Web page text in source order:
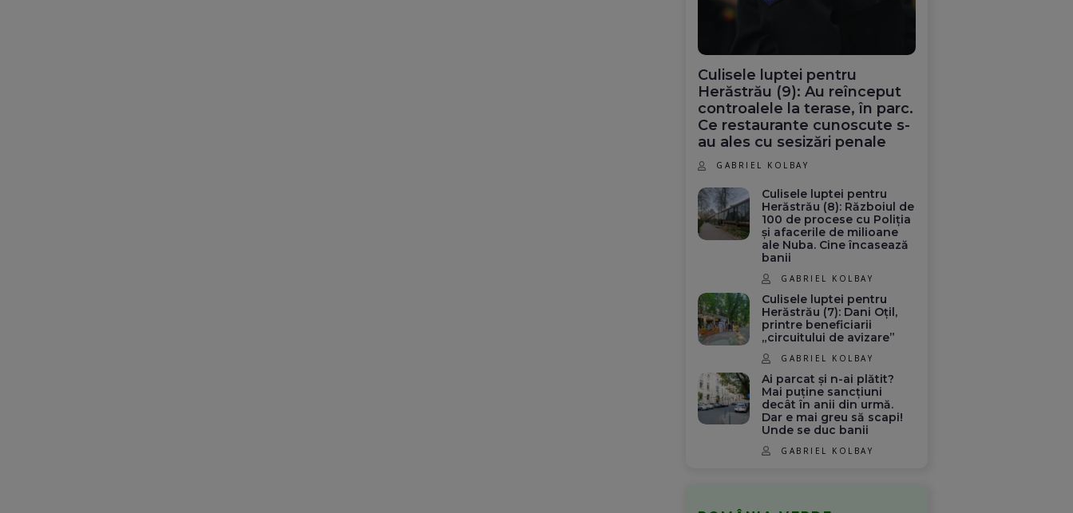
Culisele luptei pentru
Herăstrău (9): Au reînceput
controalele la terase, în parc.
Ce restaurante cunoscute s-
au ales cu sesizări penale
GABRIEL KOLBAY
Culisele luptei pentru
Herăstrău (8): Războiul de
100 de procese cu Poliția
și afacerile de milioane
ale Nuba. Cine încasează
banii
GABRIEL KOLBAY
Culisele luptei pentru
Herăstrău (7): Dani Oțil,
printre beneficiarii
„circuitului de avizare”
GABRIEL KOLBAY
Ai parcat și n-ai plătit?
Mai puține sancțiuni
decât în anii din urmă.
Dar e mai greu să scapi!
Unde se duc banii
GABRIEL KOLBAY